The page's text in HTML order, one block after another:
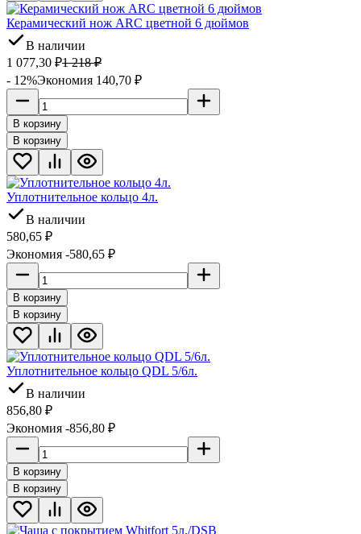
Керамический нож ARC цветной 6 дюймов
В наличии
1 077,30 ₽1 218₽
- 12%Экономия 140,70 ₽
В корзину
В корзину
Уплотнительное кольцо 4л.
В наличии
580,65 ₽
Экономия -580,65 ₽
В корзину
В корзину
Уплотнительное кольцо QDL 5/6л.
В наличии
856,80 ₽
Экономия -856,80 ₽
В корзину
В корзину